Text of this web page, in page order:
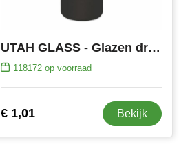
UTAH GLASS - Glazen drinkfles 500ml
118172op voorraad
€ 1,01 Bekijk